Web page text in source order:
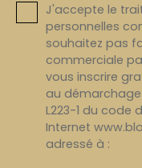
J'accepte le
personnelles
souhaitez pas
commerciale
vous inscrire
au
L223-1 du code
Internet
adressé à :